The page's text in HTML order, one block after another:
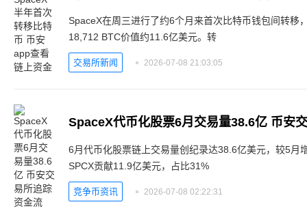
SpaceX在周三进行了约6个月来首次比特币钱包间转移
18,712 BTC价值约11.6亿美元。转
交易所新闻 2026-07-08 21:03:05
SpaceX代币化股票6月交易量38.6亿 币安
6月代币化股票链上交易量创纪录达38.6亿美元，较5月
SPCX贡献11.9亿美元，占比31%
竞争币资讯 2026-07-08 02:22:31